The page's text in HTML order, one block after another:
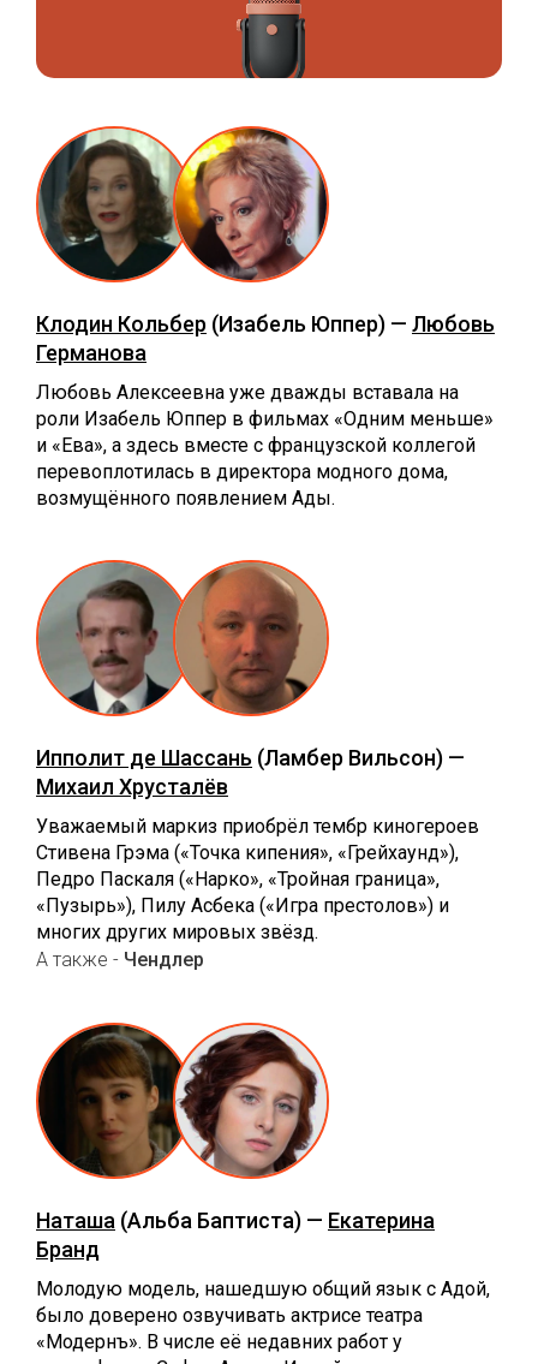
Клодин Кольбер (Изабель Юппер) — Любовь
Германова
Любовь Алексеевна уже дважды вставала на
роли Изабель Юппер в фильмах «Одним меньше»
и «Ева», а здесь вместе с французской коллегой
перевоплотилась в директора модного дома,
возмущённого появлением Ады.
Ипполит де Шассань (Ламбер Вильсон) —
Михаил Хрусталёв
Уважаемый маркиз приобрёл тембр киногероев
Стивена Грэма («Точка кипения», «Грейхаунд»),
Педро Паскаля («Нарко», «Тройная граница»,
«Пузырь»), Пилу Асбека («Игра престолов») и
многих других мировых звёзд.
А также - Чендлер
Наташа (Альба Баптиста) — Екатерина
Бранд
Молодую модель, нашедшую общий язык с Адой,
было доверено озвучивать актрисе театра
«Модернъ». В числе её недавних работ у